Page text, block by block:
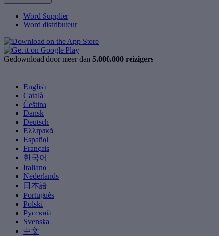
Word Supplier
Word distributeur
Gedownload door meer dan 5.000.000 reizigers
English
Català
Čeština
Dansk
Deutsch
Ελληνικά
Español
Français
한국어
Italiano
Nederlands
日本語
Português
Polski
Русский
Svenska
中文